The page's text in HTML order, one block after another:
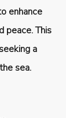
enhance
peace. This
a
sea.